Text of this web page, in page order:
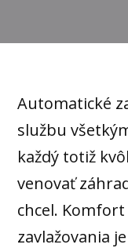
Automatické
službu
každý totiž
venovať
chcel.
zavlažovania